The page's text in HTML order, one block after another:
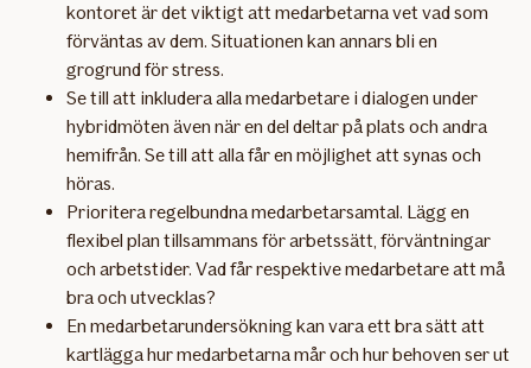
kontoret är det viktigt att medarbetarna vet vad som
förväntas av dem. Situationen kan annars bli en
grogrund för stress.
Se till att inkludera alla medarbetare i dialogen under
hybridmöten även när en del deltar på plats och andra
hemifrån. Se till att alla får en möjlighet att synas och
höras.
Prioritera regelbundna medarbetarsamtal. Lägg en
flexibel plan tillsammans för arbetssätt, förväntningar
och arbetstider. Vad får respektive medarbetare att må
bra och utvecklas?
En medarbetarundersökning kan vara ett bra sätt att
kartlägga hur medarbetarna mår och hur behoven ser ut